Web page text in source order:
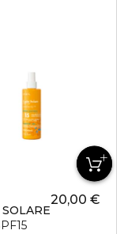
SPF 50+
20,00 €